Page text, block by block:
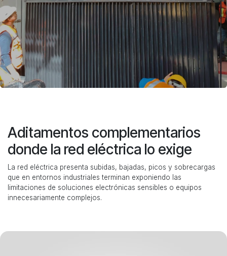
Aditamentos complementarios
donde la red eléctrica lo exige
La red eléctrica presenta subidas, bajadas, picos y sobrecargas
que en entornos industriales terminan exponiendo las
limitaciones de soluciones electrónicas sensibles o equipos
innecesariamente complejos.